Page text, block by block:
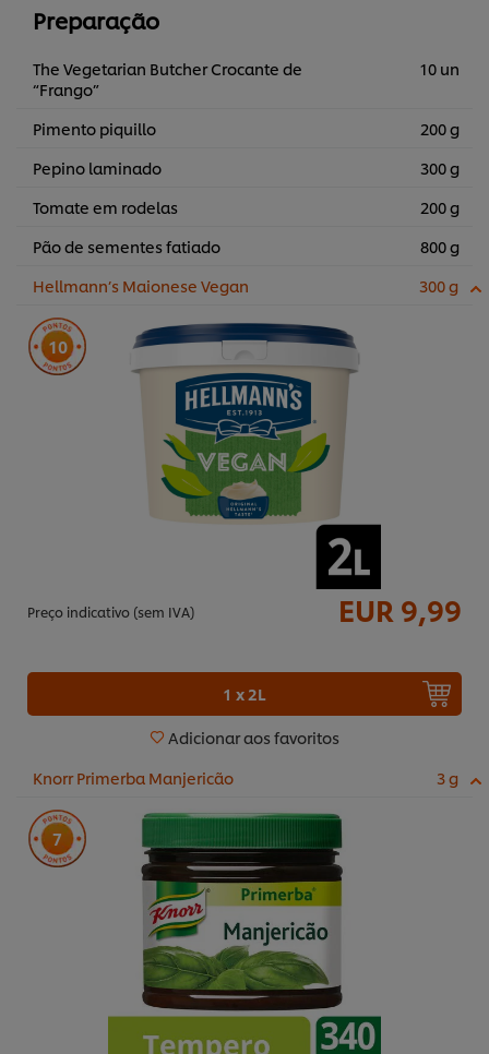
Preparação
The Vegetarian Butcher Crocante de
“Frango”
10 un
Pimento piquillo
200 g
Pepino laminado
300 g
Tomate em rodelas
200 g
Pão de sementes fatiado
800 g
Hellmann’s Maionese Vegan
300 g
10
Preço indicativo (sem IVA) EUR 9,99
1 x 2L
Adicionar aos favoritos
Knorr Primerba Manjericão
3 g
7